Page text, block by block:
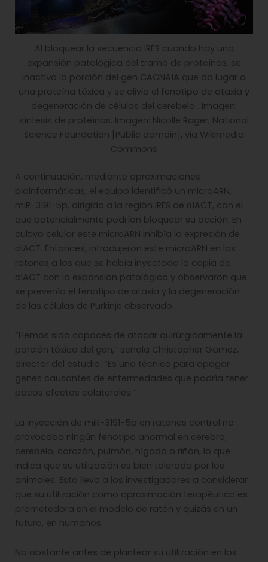
Al bloquear la secuencia IRES cuando hay una
expansión patológica del tramo de proteínas, se
inactiva la porción del gen CACNA1A que da lugar a
una proteína tóxica y se alivia el fenotipo de ataxia y
degeneración de células del cerebelo . Imagen:
síntesis de proteínas. Imagen: Nicolle Rager, National
Science Foundation [Public domain], via Wikimedia
Commons
A continuación, mediante aproximaciones
bioinformáticas, el equipo identificó un microARN,
miR-3191-5p, dirigido a la región IRES de α1ACT, con el
que potencialmente podrían bloquear su acción. En
cultivo celular este microARN inhibía la expresión de
α1ACT. Entonces, introdujeron este microARN en los
ratones a los que se había inyectado la copia de
α1ACT con la expansión patológica y observaron que
se prevenía el fenotipo de ataxia y la degeneración
de las células de Purkinje observado.
“Hemos sido capaces de atacar quirúrgicamente la
porción tóxica del gen,” señala Christopher Gomez,
director del estudio. “Es una técnica para apagar
genes causantes de enfermedades que podría tener
pocos efectos colaterales.”
La inyección de miR-3191-5p en ratones control no
provocaba ningún fenotipo anormal en cerebro,
cerebelo, corazón, pulmón, hígado o riñón, lo que
indica que su utilización es bien tolerada por los
animales. Esto lleva a los investigadores a considerar
que su utilización como aproximación terapéutica es
prometedora en el modelo de ratón y quizás en un
futuro, en humanos.
No obstante antes de plantear su utilización en los